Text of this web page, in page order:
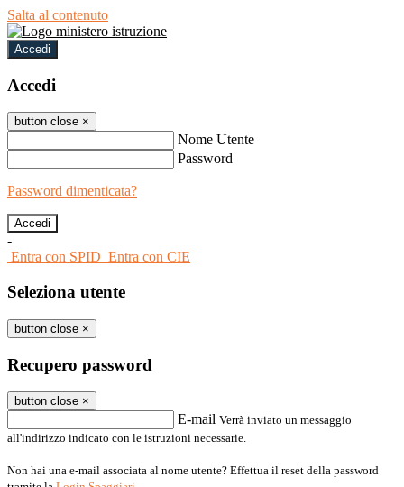
Salta al contenuto
Accedi
Accedi
button close ×
Nome Utente
Password
Password dimenticata?
-
Entra con SPID Entra con CIE
Seleziona utente
button close ×
Recupero password
button close ×
E-mail Verrà inviato un messaggio
all'indirizzo indicato con le istruzioni necessarie.
Non hai una e-mail associata al nome utente? Effettua il reset della password